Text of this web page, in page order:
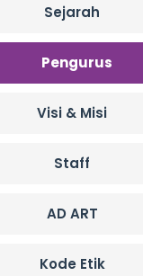
Sejarah
Pengurus
Visi & Misi
Staff
AD ART
Kode Etik